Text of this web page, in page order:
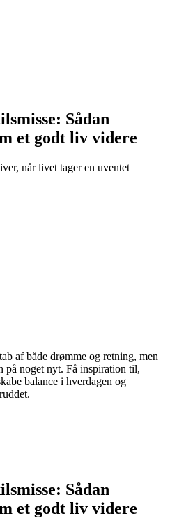
Sådan
et godt liv videre
når livet tager en uventet
af både drømme og retning, men
på noget nyt. Få inspiration til,
balance i hverdagen og
Sådan
et godt liv videre